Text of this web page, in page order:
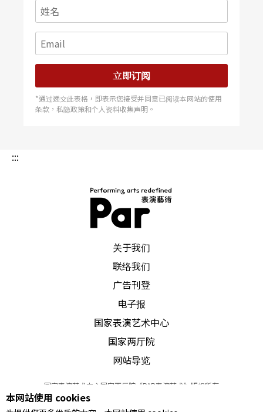
立即订阅
*通过递交此表格，即表示您接受并同意已阅读本网站的使用
条款，私隐政策和个人资料收集声明。
:::
关于我们
联络我们
广告刊登
电子报
国家表演艺术中心
国家两厅院
网站导览
国家表演艺术中心国家两厅院《PAR表演艺术》版权所有
© 2022Performing arts redefined. All Rights Reserved
本网站使用 cookies